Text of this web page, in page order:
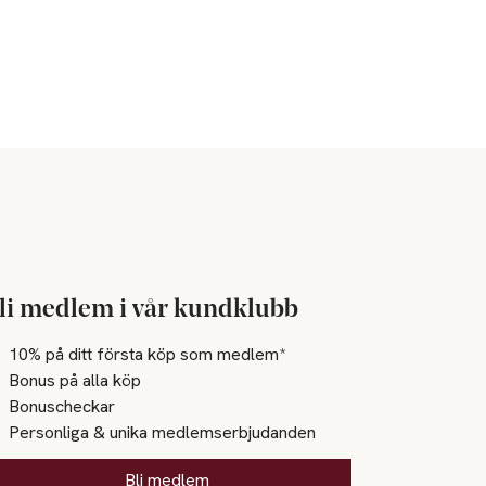
medlem i vår kundklubb
10% på ditt första köp som medlem*
Bonus på alla köp
Bonuscheckar
Personliga & unika medlemserbjudanden
Bli medlem